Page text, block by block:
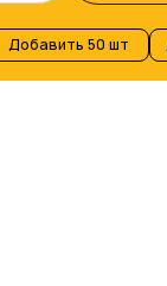
Добавить 50 шт